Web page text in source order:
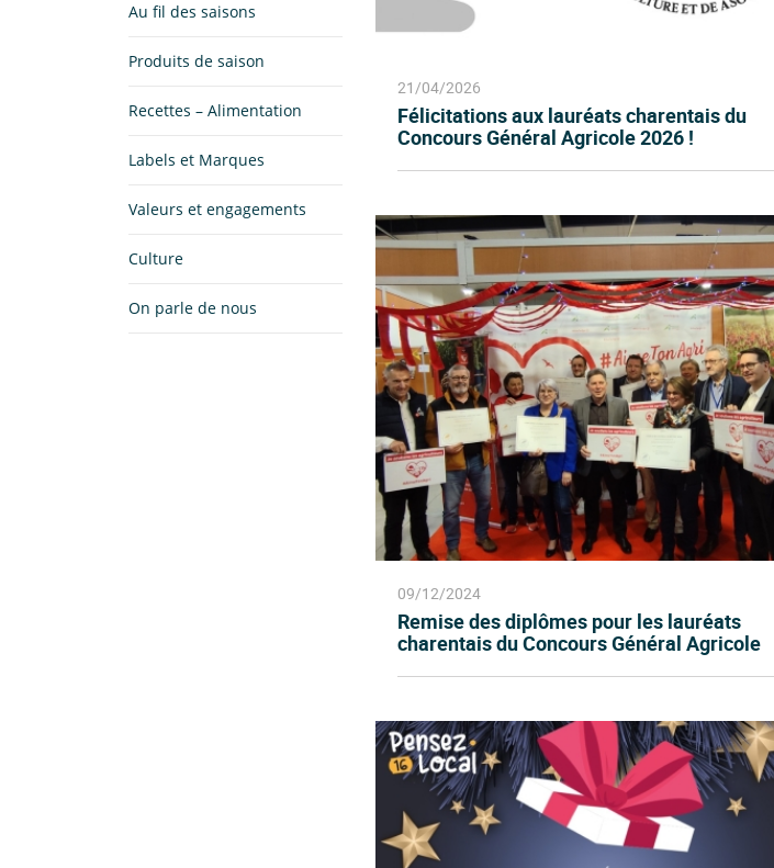
Au fil des saisons
Produits de saison
Recettes – Alimentation
Labels et Marques
Valeurs et engagements
Culture
On parle de nous
21/04/2026
Félicitations aux lauréats charentais du
Concours Général Agricole 2026 !
09/12/2024
Remise des diplômes pour les lauréats
charentais du Concours Général Agricole